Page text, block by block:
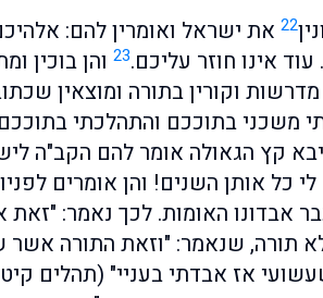
22 את ישראל ואומרין להם:
אינו חוזר עליכם.23 והן בוכין
וקורין בתורה ומוצאין
משכני בתוככם והתהלכתי
קץ הגאולה אומר להם הקב"ה
כל אותן השנים! והן אומרים
אבדונו האומות. לכך נאמר: "זאת
תורה, שנאמר: "וזאת התורה אשר
אז אבדתי בעניי" (תהלים